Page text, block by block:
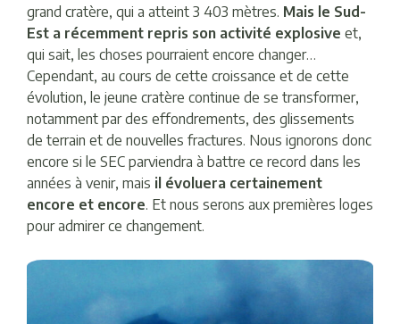
grand cratère, qui a atteint 3 403 mètres. Mais le Sud-
Est a récemment repris son activité explosive et,
qui sait, les choses pourraient encore changer…
Cependant, au cours de cette croissance et de cette
évolution, le jeune cratère continue de se transformer,
notamment par des effondrements, des glissements
de terrain et de nouvelles fractures. Nous ignorons donc
encore si le SEC parviendra à battre ce record dans les
années à venir, mais il évoluera certainement
encore et encore. Et nous serons aux premières loges
pour admirer ce changement.